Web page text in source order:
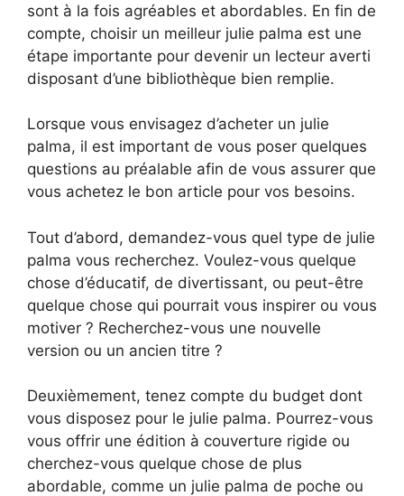
sont à la fois agréables et abordables. En fin de
compte, choisir un meilleur julie palma est une
étape importante pour devenir un lecteur averti
disposant d’une bibliothèque bien remplie.
Lorsque vous envisagez d’acheter un julie
palma, il est important de vous poser quelques
questions au préalable afin de vous assurer que
vous achetez le bon article pour vos besoins.
Tout d’abord, demandez-vous quel type de julie
palma vous recherchez. Voulez-vous quelque
chose d’éducatif, de divertissant, ou peut-être
quelque chose qui pourrait vous inspirer ou vous
motiver ? Recherchez-vous une nouvelle
version ou un ancien titre ?
Deuxièmement, tenez compte du budget dont
vous disposez pour le julie palma. Pourrez-vous
vous offrir une édition à couverture rigide ou
cherchez-vous quelque chose de plus
abordable, comme un julie palma de poche ou